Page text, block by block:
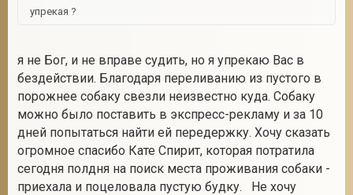
упрекая ?
я не Бог, и не вправе судить, но я упрекаю Вас в
бездействии. Благодаря переливанию из пустого в
порожнее собаку свезли неизвестно куда. Собаку
можно было поставить в экспресс-рекламу и за 10
дней попытаться найти ей передержку. Хочу сказать
огромное спасибо Кате Спирит, которая потратила
сегодня полдня на поиск места проживания собаки -
приехала и поцеловала пустую будку. Не хочу